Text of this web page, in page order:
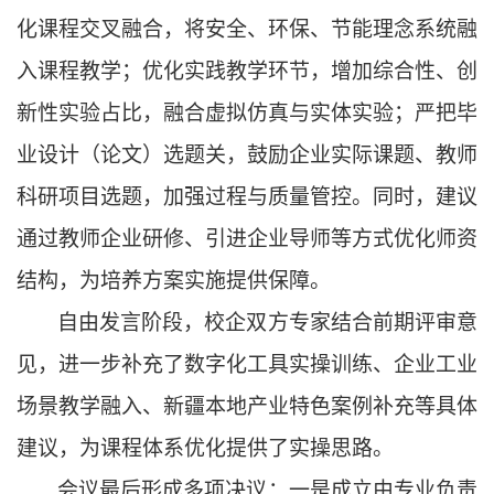
化课程交叉融合，将安全、环保、节能理念系统融
入课程教学；优化实践教学环节，增加综合性、创
新性实验占比，融合虚拟仿真与实体实验；严把毕
业设计（论文）选题关，鼓励企业实际课题、教师
科研项目选题，加强过程与质量管控。同时，建议
通过教师企业研修、引进企业导师等方式优化师资
结构，为培养方案实施提供保障。
自由发言阶段，校企双方专家结合前期评审意
见，进一步补充了数字化工具实操训练、企业工业
场景教学融入、新疆本地产业特色案例补充等具体
建议，为课程体系优化提供了实操思路。